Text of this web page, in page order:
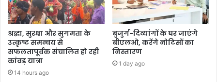
श्रद्धा, सुरक्षा और सुगमता के
उत्कृष्ट समन्वय से
सफलतापूर्वक संचालित हो रही
कांवड़ यात्रा
14 hours ago
बुजुर्ग-दिव्यांगों के घर जाएंगे
बीएलओ, करेंगे नोटिसों का
निस्तारण
1 day ago